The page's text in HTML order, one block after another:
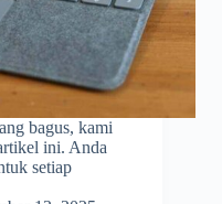
bagus, kami
ini. Anda
setiap